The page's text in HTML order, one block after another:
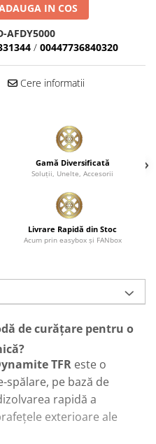
IN COS
AFDY5000
/ 00447736840320
Cere informatii
Gamă Diversificată
Soluţii, Unelte, Accesorii
Livrare Rapidă din Stoc
Acum prin easybox şi FANbox
de curățare pentru o
TFR este o
pe bază de
rapidă a
exterioare ale